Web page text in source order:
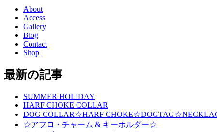
About
Access
Gallery
Blog
Contact
Shop
最新の記事
SUMMER HOLIDAY
HARF CHOKE COLLAR
DOG COLLAR☆HARF
☆アフロ・チャーム & キーホルダー☆